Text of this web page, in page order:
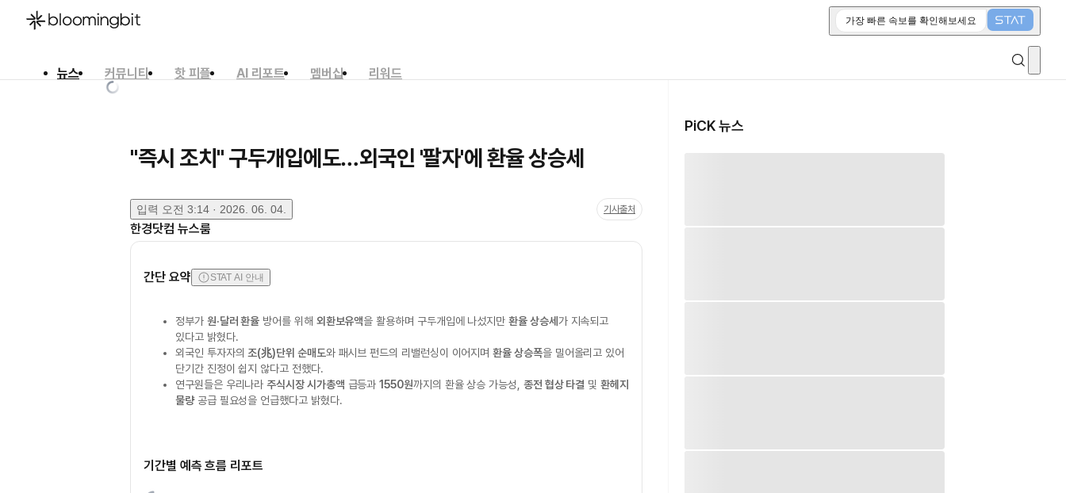
가장 빠른 속보를 확인해보세요
뉴스 커뮤니티 핫 피플 AI 리포트 멤버십
리워드
"즉시 조치" 구두개입에도…외국인 '팔자'에 환율 상승세
입력 오전 3:14 · 2026. 06. 04. 기사출처
한경닷컴 뉴스룸
간단 요약 STAT AI 안내
정부가 원·달러 환율 방어를 위해 외환보유액을 활용하며 구두개입에 나섰지만환율 상승세 가 지속되고
있다고 밝혔다.
외국인 투자자의 조(兆)단위 순매도와 패시브 펀드의 리밸런싱이 이어지며환율 상승폭을 밀어올리고 있어
단기간 진정이 쉽지 않다고 전했다.
연구원들은 우리나라주식시장 시가총액 급등과1550원까지의 환율 상승 가능성, 종전 협상 타결 및환헤지
물량공급 필요성을 언급했다고 밝혔다.
기간별 예측 흐름 리포트
PiCK 뉴스